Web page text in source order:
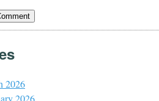
2026
2026